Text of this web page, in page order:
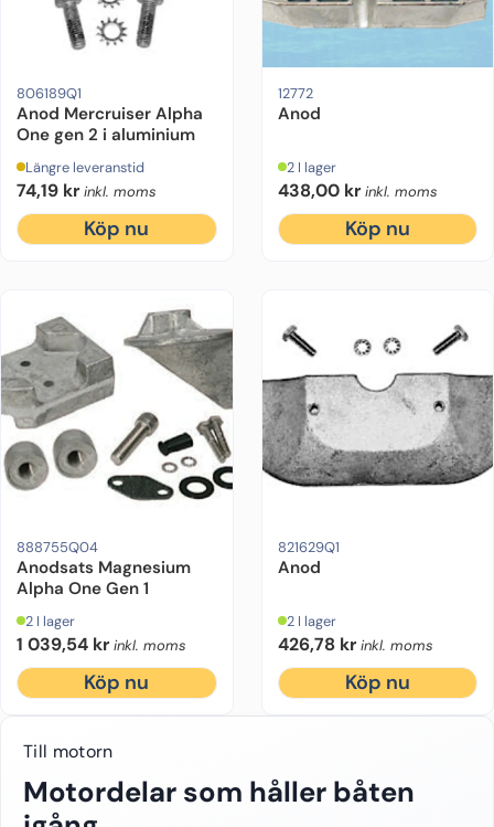
806189Q1
Anod Mercruiser Alpha
One gen 2 i aluminium
Längre leveranstid
74,19 kr inkl. moms
Köp nu
12772
Anod
2 I lager
438,00 kr inkl. moms
Köp nu
888755Q04
Anodsats Magnesium
Alpha One Gen 1
2 I lager
1 039,54 kr inkl. moms
Köp nu
821629Q1
Anod
2 I lager
426,78 kr inkl. moms
Köp nu
Till motorn
Motordelar som håller båten